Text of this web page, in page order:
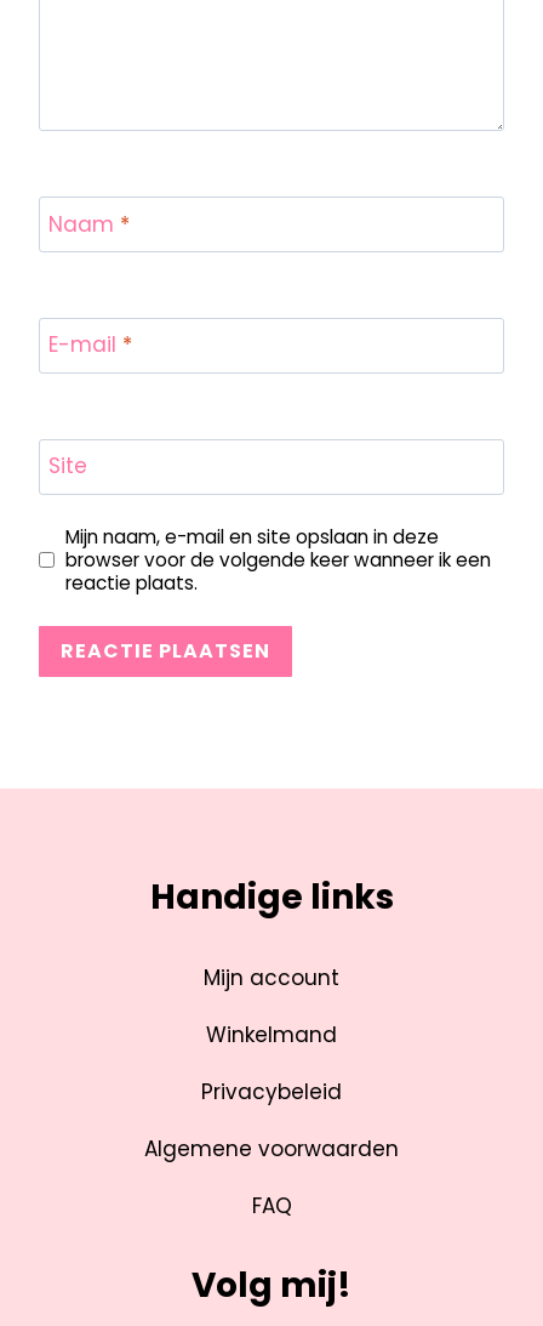
Naam *
E-mail *
Site
Mijn naam, e-mail en site opslaan in deze
browser voor de volgende keer wanneer ik een
reactie plaats.
Handige links
Mijn account
Winkelmand
Privacybeleid
Algemene voorwaarden
FAQ
Volg mij!